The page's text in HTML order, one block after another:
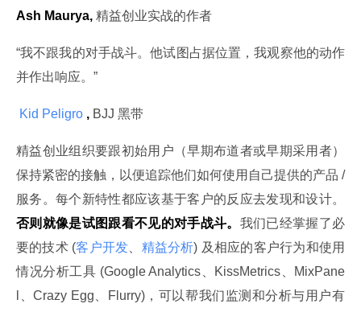
Ash Maurya, 精益创业实战的作者
“我不跟我的对手战斗。他试图占据位置，我观察他的动作
并作出响应。”
Kid Peligro , BJJ 黑带
精益创业组织要跟初始用户（早期布道者或早期采用者）
保持紧密的接触，以便追踪他们如何使用自己提供的产品 /
服务。每个新特性都应该基于客户的反应去发现和设计。
否则就像是试图跟看不见的对手战斗。 我们已经掌握了必
要的技术 (客户开发 精益分析) 及相应的客户行为和使用
情况分析工具 (Google Analytics、KissMetrics、MixPane
l、Crazy Egg、Flurry)，可以帮我们监测和分析与用户有